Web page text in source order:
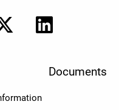
Documents